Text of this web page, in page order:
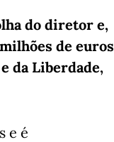
do diretor e,
de euros
da Liberdade,
e é